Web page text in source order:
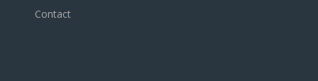
Contact